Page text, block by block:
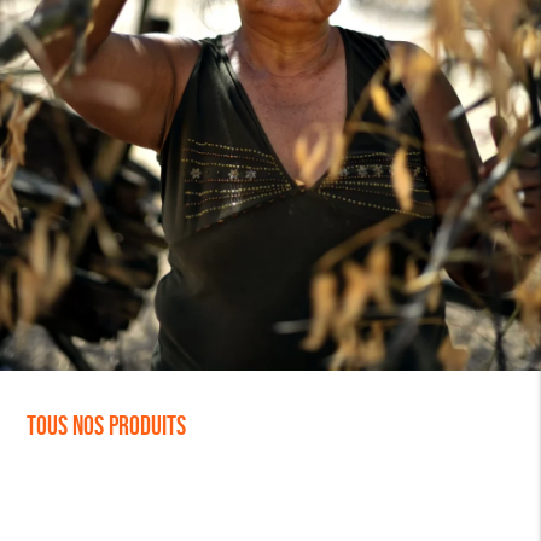
Tous nos produits